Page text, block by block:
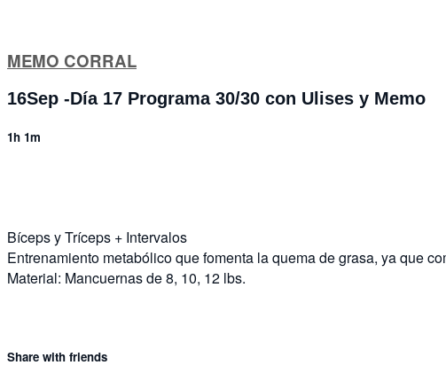
MEMO CORRAL
16Sep -Día 17 Programa 30/30 con Ulises y Memo
1h 1m
Bíceps y Tríceps + Intervalos
Entrenamiento metabólico que fomenta la quema de grasa, ya que
Material: Mancuernas de 8, 10, 12 lbs.
Share with friends